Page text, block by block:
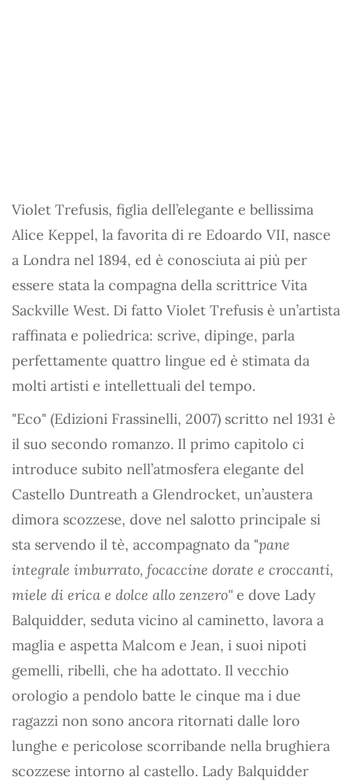
Violet Trefusis, figlia dell’elegante e bellissima
Alice Keppel, la favorita di re Edoardo VII, nasce
a Londra nel 1894, ed è conosciuta ai più per
essere stata la compagna della scrittrice Vita
Sackville West. Di fatto Violet Trefusis è un’artista
raffinata e poliedrica: scrive, dipinge, parla
perfettamente quattro lingue ed è stimata da
molti artisti e intellettuali del tempo.
"Eco" (Edizioni Frassinelli, 2007) scritto nel 1931 è
il suo secondo romanzo. Il primo capitolo ci
introduce subito nell’atmosfera elegante del
Castello Duntreath a Glendrocket, un’austera
dimora scozzese, dove nel salotto principale si
sta servendo il tè, accompagnato da "pane
integrale imburrato, focaccine dorate e croccanti,
miele di erica e dolce allo zenzero" e dove Lady
Balquidder, seduta vicino al caminetto, lavora a
maglia e aspetta Malcom e Jean, i suoi nipoti
gemelli, ribelli, che ha adottato. Il vecchio
orologio a pendolo batte le cinque ma i due
ragazzi non sono ancora ritornati dalle loro
lunghe e pericolose scorribande nella brughiera
scozzese intorno al castello. Lady Balquidder